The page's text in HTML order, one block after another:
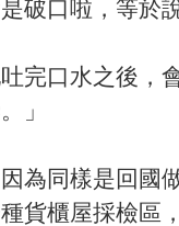
破口啦，等於
完口水之後，
」
為同樣是回國
貨櫃屋採檢區